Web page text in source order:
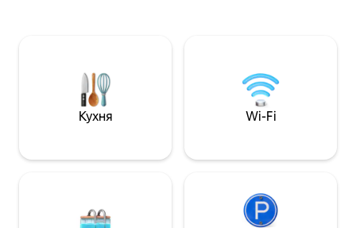
розміщення додаткових гостей є
додаткове ліжко та диван-ліжко.
Залишайтеся на зв 'язку за допомогою
швидкого Wi-Fi BT для безперебійної
Bulthaup,
Carl Hansen це
відпочинку;
якого ми
Кухня Wi-Fi